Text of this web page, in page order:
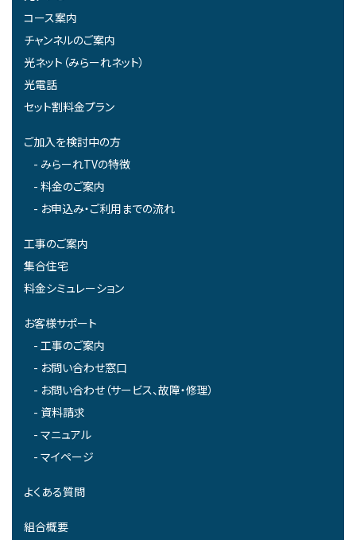
コース案内
チャンネルのご案内
光ネット（みらーれネット）
光電話
セット割料金プラン
ご加入を検討中の方
みらーれTVの特徴
料金のご案内
お申込み・ご利用までの流れ
工事のご案内
集合住宅
料金シミュレーション
お客様サポート
工事のご案内
お問い合わせ窓口
お問い合わせ（サービス、故障・修理）
資料請求
マニュアル
マイページ
よくある質問
組合概要